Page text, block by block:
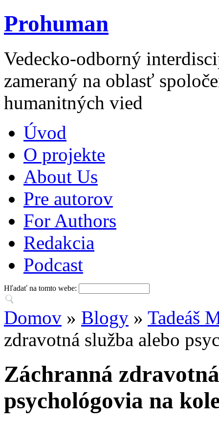
Prohuman
Vedecko-odborný
zameraný na oblasť
humanitných vied
Úvod
O projekte
About Us
Pre autorov
For Authors
Redakcia
Podcast
Hľadať na tomto webe:
Domov » Blogy » Tadeáš
zdravotná služba alebo
Záchranná
psychológovia na